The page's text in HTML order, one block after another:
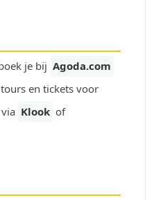
je bij Agoda.com
tours en tickets voor
Klook of